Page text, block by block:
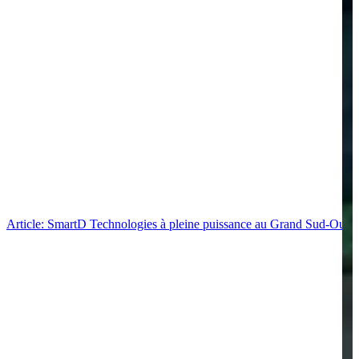
Article: SmartD Technologies à pleine puissance au Grand Sud-Ouest